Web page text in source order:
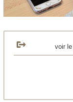
voir